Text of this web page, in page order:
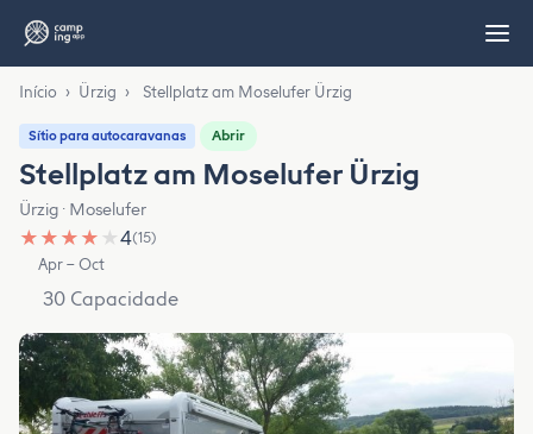
Início › Ürzig › Stellplatz am Moselufer Ürzig
Sítio para autocaravanas Abrir
Stellplatz am Moselufer Ürzig
Ürzig · Moselufer
★ ★ ★ ★ ★4(15)
Apr – Oct
30 Capacidade